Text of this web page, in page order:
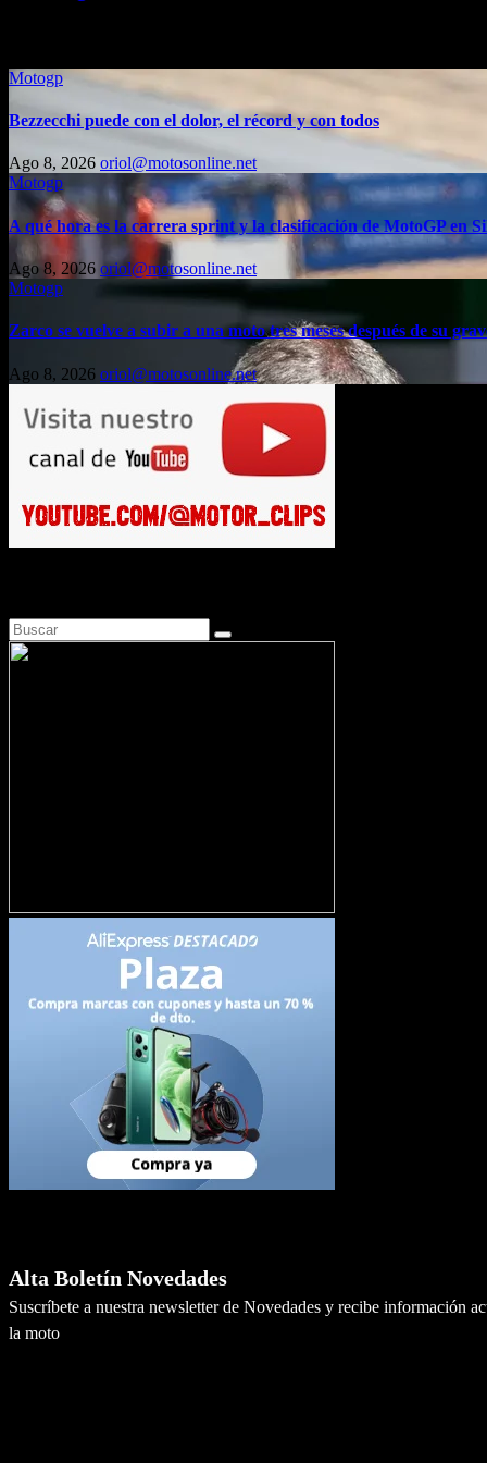
Motogp
Bezzecchi puede con el dolor, el récord y con todos
Ago 8, 2026 oriol@motosonline.net
Motogp
A qué hora es la carrera sprint y la clasificación de MotoGP en
Ago 8, 2026 oriol@motosonline.net
Motogp
Zarco se vuelve a subir a una moto tres meses después de su
Ago 8, 2026 oriol@motosonline.net
Alta Boletín Novedades
Suscríbete a nuestra newsletter de Novedades y recibe información
la moto